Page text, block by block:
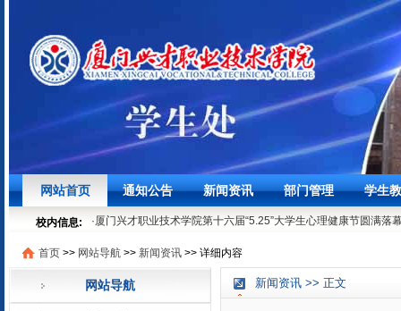
网站首页 通知公告 新闻资讯 部门管理 学生
校内信息:
聚焦学生发展，筑牢安全底线┃我校召开3月学生工作例会03-27
·厦门兴才职业技术学院第十六届“5.25”大学生心理健康节圆满落
·就业法律进校园 | 厦门兴才学院就业普法宣讲活动顺利开展
聚焦学生发展，筑牢安全底线┃我校召开3月学生工作例会
·时节寻味之“粽”情“粽”意过端午06-07
首页 >> 网站导航 >> 新闻资讯 >> 详细内容
网站导航 新闻资讯 >> 正文